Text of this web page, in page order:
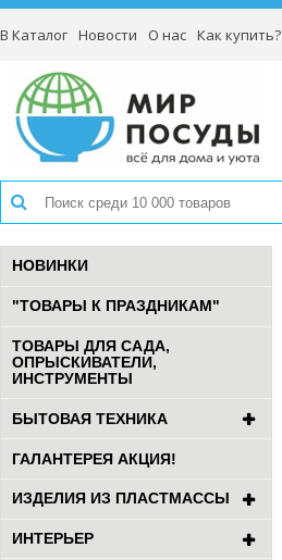
В Каталог Новости О нас Как купить?
НОВИНКИ
"ТОВАРЫ К ПРАЗДНИКАМ"
ТОВАРЫ ДЛЯ САДА,
ОПРЫСКИВАТЕЛИ,
ИНСТРУМЕНТЫ
БЫТОВАЯ ТЕХНИКА
ГАЛАНТЕРЕЯ АКЦИЯ!
ИЗДЕЛИЯ ИЗ ПЛАСТМАССЫ
ИНТЕРЬЕР